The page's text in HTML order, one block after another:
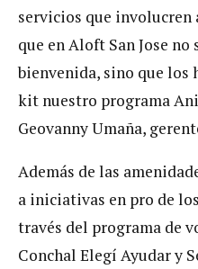
servicios que involucren
que en Aloft San Jose
bienvenida, sino que los
kit nuestro programa
Geovanny Umaña,
Además de las
a iniciativas en pro de
través del programa de
Conchal Elegí Ayudar y